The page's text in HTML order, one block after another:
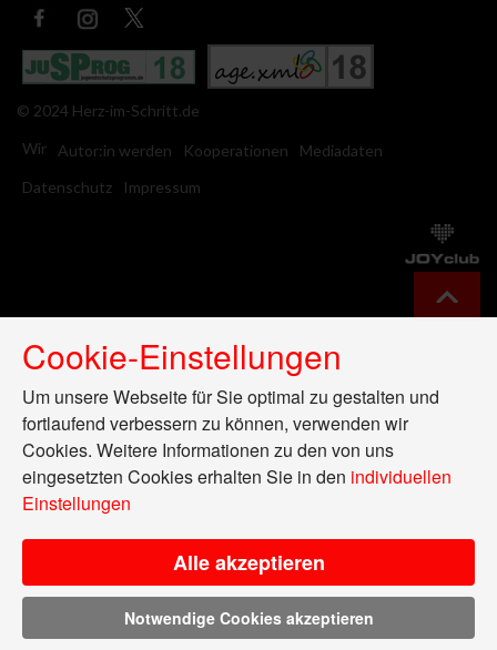
© 2024 Herz-im-Schritt.de
Wir Autor:in werden Kooperationen
Mediadaten
Datenschutz
Impressum
Cookie-Einstellungen
Um unsere Webseite für Sie optimal zu gestalten und
fortlaufend verbessern zu können, verwenden wir
Cookies. Weitere Informationen zu den von uns
eingesetzten Cookies erhalten Sie in den individuellen
Einstellungen
Alle akzeptieren
Notwendige Cookies akzeptieren